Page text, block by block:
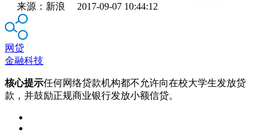
来源：新浪 2017-09-07 10:44:12
网贷
金融科技
核心提示任何网络贷款机构都不允许向在校大学生发放贷
款，并鼓励正规商业银行发放小额信贷。